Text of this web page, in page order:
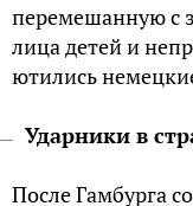
перемешанную с
лица детей и
ютились
Ударники в
После Гамбурга